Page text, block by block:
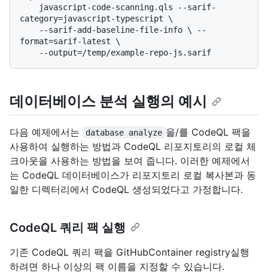
category=javascript-typescript \
format=sarif-latest \
    --output=/temp/example-repo-js.sarif
데이터베이스 분석 실행의 예시
다음 예제에서는 database analyze 을/를 CodeQL 팩을
사용하여 실행하는 방법과 CodeQL 리포지토리의 로컬 체
크아웃을 사용하는 방법을 보여 줍니다. 이러한 예제에서
는 CodeQL 데이터베이스가 리포지토리 로컬 복사본과 동
일한 디렉터리에서 CodeQL 생성되었다고 가정합니다.
CodeQL 쿼리 팩 실행
기존 CodeQL 쿼리 팩을 GitHubContainer registry실행
하려면 하나 이상의 팩 이름을 지정할 수 있습니다.